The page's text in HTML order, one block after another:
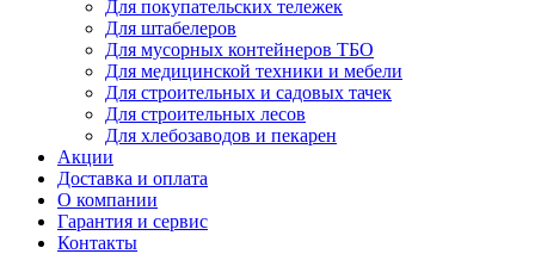
Для покупательских тележек
Для штабелеров
Для мусорных контейнеров ТБО
Для медицинской техники и мебели
Для строительных и садовых тачек
Для строительных лесов
Для хлебозаводов и пекарен
Акции
Доставка и оплата
О компании
Гарантия и сервис
Контакты